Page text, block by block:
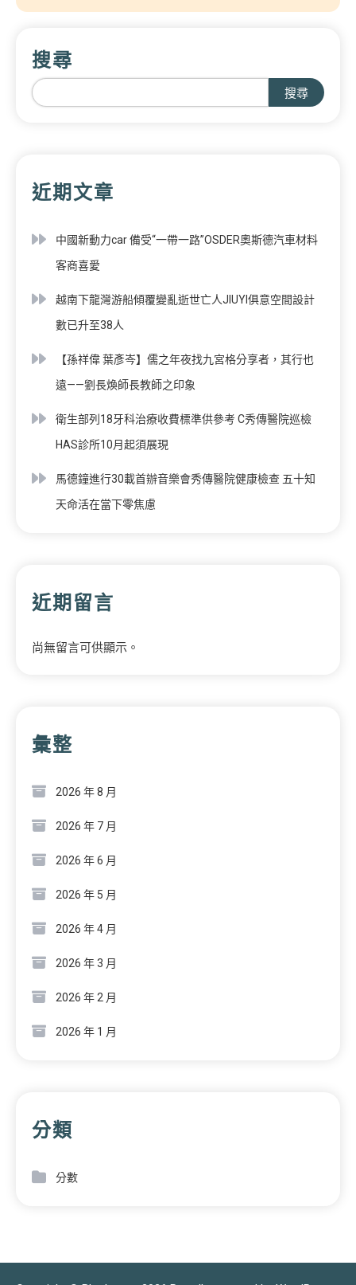
搜尋
搜尋
近期文章
中國新動力car 備受“一帶一路”OSDER奧斯德汽車材料
客商喜愛
越南下龍灣游船傾覆變亂逝世亡人JIUYI俱意空間設計
數已升至38人
【孫祥偉 葉彥岑】儒之年夜找九宮格分享者，其行也
遠——劉長煥師長教師之印象
衛生部列18牙科治療收費標準供參考 C秀傳醫院巡檢
HAS診所10月起須展現
馬德鐘進行30載首辦音樂會秀傳醫院健康檢查 五十知
天命活在當下零焦慮
近期留言
尚無留言可供顯示。
彙整
2026 年 8 月
2026 年 7 月
2026 年 6 月
2026 年 5 月
2026 年 4 月
2026 年 3 月
2026 年 2 月
2026 年 1 月
分類
分數